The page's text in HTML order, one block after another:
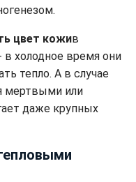
цвет кожив
холодное время они
тепло. А в случае
мертвыми или
даже крупных